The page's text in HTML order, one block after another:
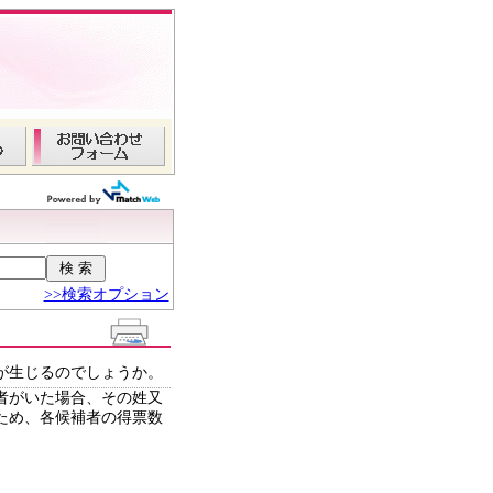
>>検索オプション
じるのでしょうか。
がいた場合、その姓又
め、各候補者の得票数